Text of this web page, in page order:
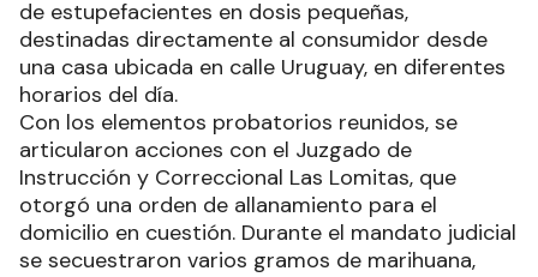
Personal de la delegación Drogas Peligrosa de Las
Lomitas desarticuló un centro de ventas de
marihuana al menudeo que operaba desde una
vivienda del barrio La Loma, y también mediante
la modalidad delivery.
De tareas investigativas llevadas a cabo por el
personal policial se estableció la comercialización
de estupefacientes en dosis pequeñas,
destinadas directamente al consumidor desde
una casa ubicada en calle Uruguay, en diferentes